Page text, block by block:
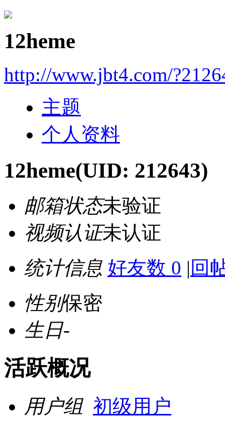
12heme
http://www.jbt4.com/
主题
个人资料
12heme(UID: 212643)
邮箱状态未验证
视频认证未认证
统计信息 好友数 0 | 回
性别保密
生日-
活跃概况
用户组 初级用户